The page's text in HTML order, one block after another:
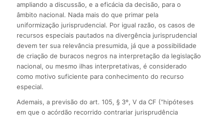
ampliando a discussão, e a eficácia da decisão, para o
âmbito nacional. Nada mais do que primar pela
uniformização jurisprudencial. Por igual razão, os casos de
recursos especiais pautados na divergência jurisprudencial
devem ter sua relevância presumida, já que a possibilidade
de criação de buracos negros na interpretação da legislação
nacional, ou mesmo ilhas interpretativas, é considerado
como motivo suficiente para conhecimento do recurso
especial.
Ademais, a previsão do art. 105, § 3º, V da CF (“hipóteses
em que o acórdão recorrido contrariar jurisprudência